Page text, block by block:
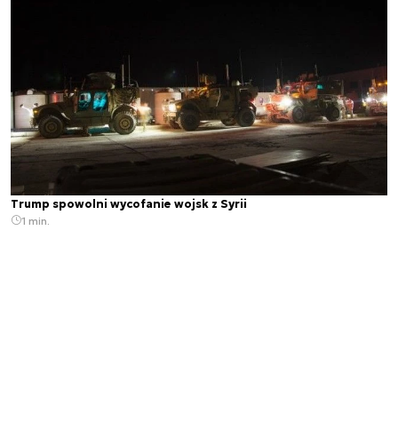
Trump spowolni wycofanie wojsk z Syrii
1 min.